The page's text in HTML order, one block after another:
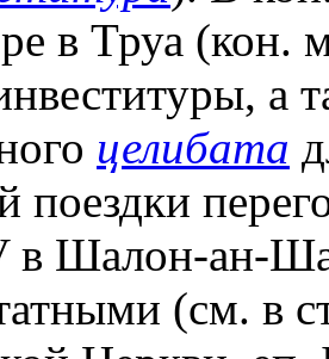
в Труа (кон.
а
целибата
поездки
в Шалон-ан-
(см. в